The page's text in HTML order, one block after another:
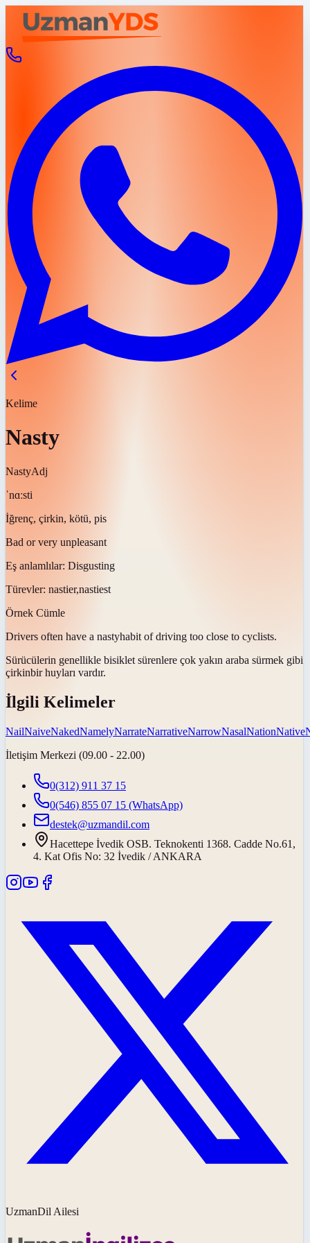
Kelime
Nasty
NastyAdj
ˈnɑːsti
İğrenç, çirkin, kötü, pis
Bad or very unpleasant
Eş anlamlılar: Disgusting
Türevler: nastier,nastiest
Örnek Cümle
Drivers often have a nastyhabit of driving too close to cyclists.
Sürücülerin genellikle bisiklet sürenlere çok yakın araba sürmek gibi
çirkinbir huyları vardır.
İlgili Kelimeler
NailNaiveNakedNamelyNarrateNarrativeNarrowNasalNationNative
İletişim Merkezi (09.00 - 22.00)
0(312) 911 37 15
0(546) 855 07 15 (WhatsApp)
destek@uzmandil.com
Hacettepe İvedik OSB. Teknokenti 1368. Cadde No.61,
4. Kat Ofis No: 32 İvedik / ANKARA
UzmanDil Ailesi